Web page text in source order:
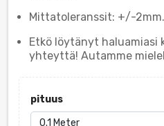
Mittatoleranssit: +/-2mm.
Etkö löytänyt haluamiasi
yhteyttä! Autamme
pituus